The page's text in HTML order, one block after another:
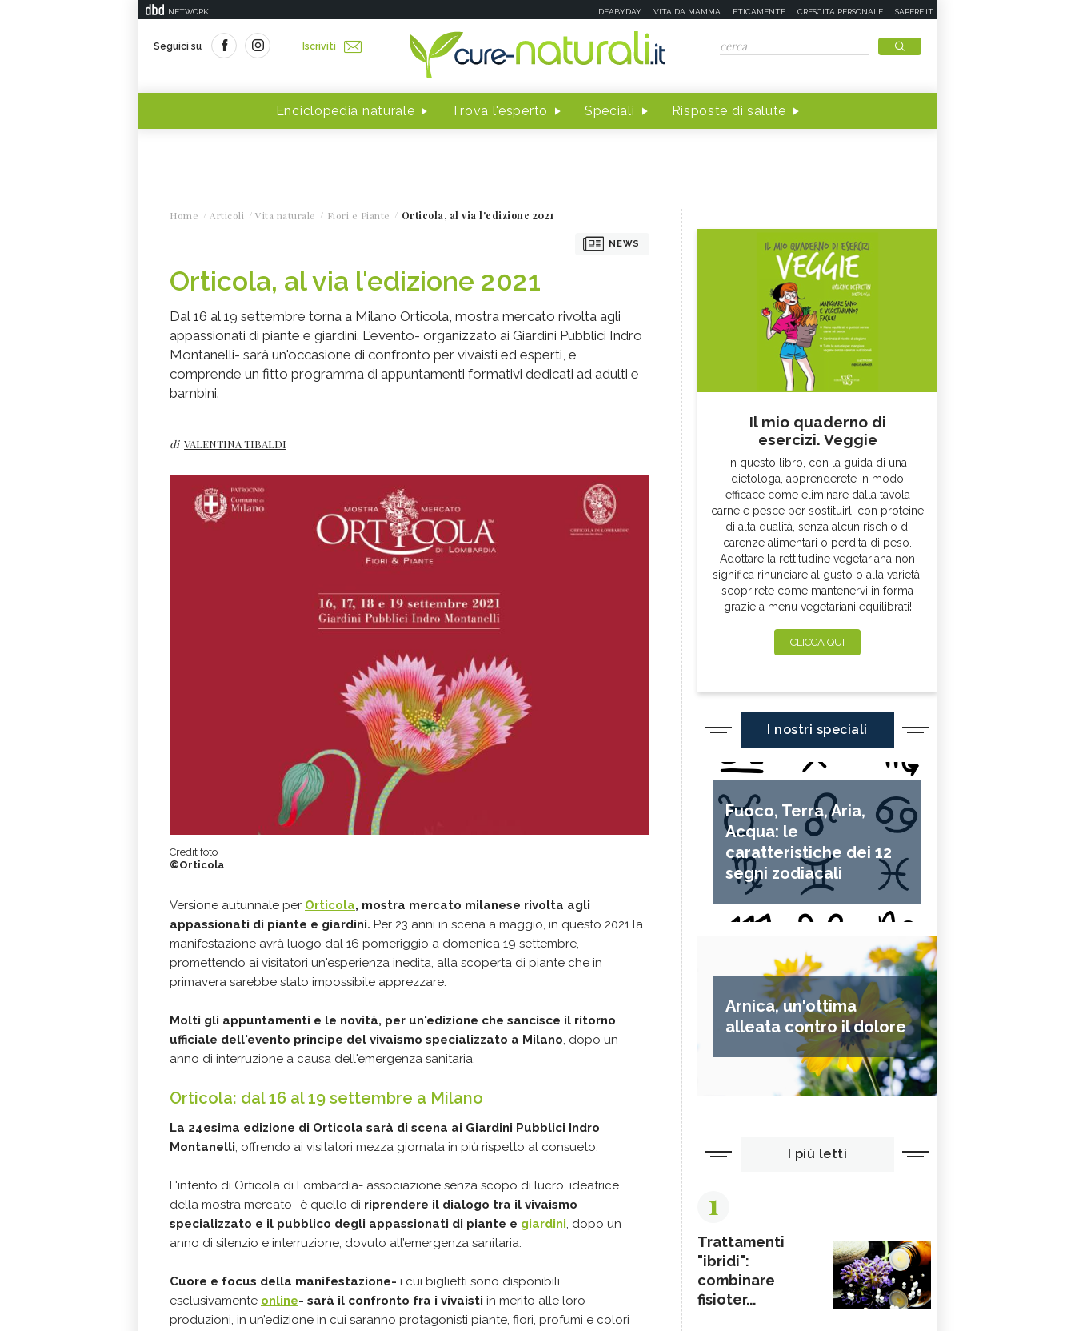
NETWORK DEABYDAY VITA DA MAMMA ETICAMENTE CRESCITA PERSONALE SAPERE.IT
Seguici su Iscriviti
Enciclopedia naturale Trova l'esperto Speciali Risposte di salute
Home Articoli Vita naturale Fiori e Piante Orticola, al via l'edizione 2021
NEWS
Orticola, al via l'edizione 2021
Dal 16 al 19 settembre torna a Milano Orticola, mostra mercato rivolta agli
appassionati di piante e giardini. L'evento- organizzato ai Giardini Pubblici Indro
Montanelli- sarà un'occasione di confronto per vivaisti ed esperti, e
comprende un fitto programma di appuntamenti formativi dedicati ad adulti e
bambini.
di VALENTINA TIBALDI
Credit foto
©Orticola
Versione autunnale per Orticola, mostra mercato milanese rivolta agli
appassionati di piante e giardini. Per 23 anni in scena a maggio, in questo 2021 la
manifestazione avrà luogo dal 16 pomeriggio a domenica 19 settembre,
promettendo ai visitatori un'esperienza inedita, alla scoperta di piante che in
primavera sarebbe stato impossibile apprezzare.
Molti gli appuntamenti e le novità, per un'edizione che sancisce il ritorno
ufficiale dell'evento principe del vivaismo specializzato a Milano, dopo un
anno di interruzione a causa dell'emergenza sanitaria.
Orticola: dal 16 al 19 settembre a Milano
La 24esima edizione di Orticola sarà di scena ai Giardini Pubblici Indro
Montanelli, offrendo ai visitatori mezza giornata in più rispetto al consueto.
L'intento di Orticola di Lombardia- associazione senza scopo di lucro, ideatrice
della mostra mercato- è quello di riprendere il dialogo tra il vivaismo
specializzato e il pubblico degli appassionati di piante e giardini, dopo un
anno di silenzio e interruzione, dovuto all’emergenza sanitaria.
Cuore e focus della manifestazione- i cui biglietti sono disponibili
esclusivamente online- sarà il confronto fra i vivaisti in merito alle loro
produzioni, in un’edizione in cui saranno protagonisti piante, fiori, profumi e colori
Il mio quaderno di
esercizi. Veggie
In questo libro, con la guida di una
dietologa, apprenderete in modo
efficace come eliminare dalla tavola
carne e pesce per sostituirli con proteine
di alta qualità, senza alcun rischio di
carenze alimentari o perdita di peso.
Adottare la rettitudine vegetariana non
significa rinunciare al gusto o alla varietà:
scoprirete come mantenervi in forma
grazie a menu vegetariani equilibrati!
CLICCA QUI
I nostri speciali
Fuoco, Terra, Aria,
Acqua: le
caratteristiche dei 12
segni zodiacali
Arnica, un'ottima
alleata contro il dolore
I più letti
1
Trattamenti
"ibridi":
combinare
fisioter...